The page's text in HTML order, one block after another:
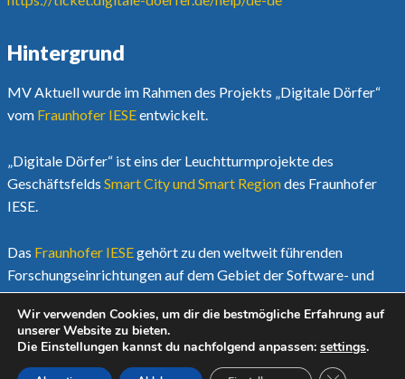
Hintergrund
MV Aktuell wurde im Rahmen des Projekts „Digitale Dörfer“
vom Fraunhofer IESEentwickelt.
„Digitale Dörfer“ ist eins der Leuchtturmprojekte des
Geschäftsfelds Smart City und Smart Regiondes Fraunhofer
IESE.
Das Fraunhofer IESEgehört zu den weltweit führenden
Forschungseinrichtungen auf dem Gebiet der Software- und
Systementwicklungsmethoden.
Mehr unterwww.digitale-doerfer.de
Wir verwenden Cookies, um dir die bestmögliche Erfahrung auf
unserer Website zu bieten.
Die Einstellungen kannst du nachfolgend anpassen: settings.